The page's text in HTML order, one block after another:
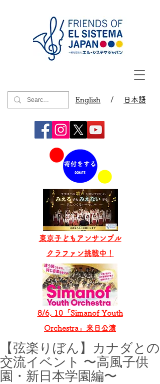
English / 日本語
8/6, 10「Simanof Youth
Orchestra」来日公演
東京子どもアンサンブル
​クラファン挑戦中！
【弦楽りぼん】カナダとの
交流イベント 〜高風子供
園・新日本学園編〜